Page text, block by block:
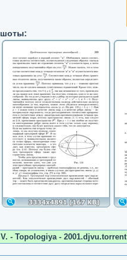
- Topologiya - 2001.djvu.torrent